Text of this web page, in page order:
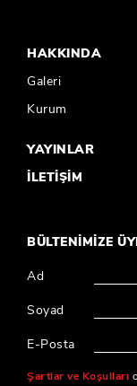
HAKKINDA
Galeri
Kurum
YAYINLAR
İLETİŞİM
BÜLTENİMİZE
Ad
Soyad
E-Posta
Şartlar ve Koşulları